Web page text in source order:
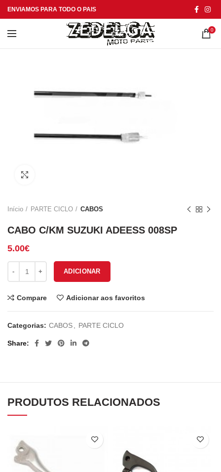
ENVIAMOS PARA TODO O PAIS
0
Início PARTE CICLO CABOS
CABO C/KM SUZUKI ADEESS 008SP
5.00€
Quantidade de CABO C/KM SUZUKI ADEESS 008SP
ADICIONAR
Compare Adicionar aos favoritos
Categorias: CABOS PARTE CICLO
Share
PRODUTOS RELACIONADOS